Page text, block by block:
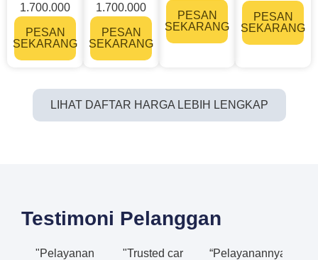
1.700.000
PESAN
SEKARANG
1.700.000
PESAN
SEKARANG
PESAN
SEKARANG
PESAN
SEKARANG
LIHAT DAFTAR HARGA LEBIH LENGKAP
Testimoni Pelanggan
"Pelayanan
"Trusted car
“Pelayanannya